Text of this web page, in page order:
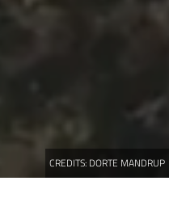
CREDITS: DORTE MANDRUP